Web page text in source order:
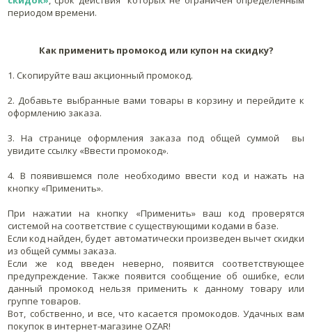
периодом времени.
Как применить промокод или купон на скидку?
1. Скопируйте ваш акционный промокод.
2. Добавьте выбранные вами товары в корзину и перейдите к
оформлению заказа.
3. На странице оформления заказа под общей суммой вы
увидите ссылку «Ввести промокод».
4. В появившемся поле необходимо ввести код и нажать на
кнопку «Применить».
При нажатии на кнопку «Применить» ваш код проверятся
системой на соответствие с существующими кодами в базе.
Если код найден, будет автоматически произведен вычет скидки
из общей суммы заказа.
Если же код введен неверно, появится соответствующее
предупреждение. Также появится сообщение об ошибке, если
данный промокод нельзя применить к данному товару или
группе товаров.
Вот, собственно, и все, что касается промокодов. Удачных вам
покупок в интернет-магазине OZAR!